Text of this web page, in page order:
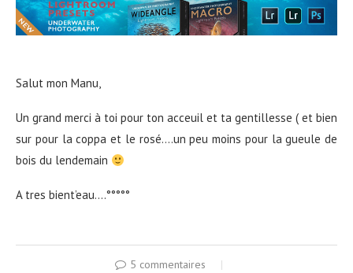
Salut mon Manu,
Un grand merci à toi pour ton acceuil et ta gentillesse ( et bien
sur pour la coppa et le rosé….un peu moins pour la gueule de
bois du lendemain
A tres bient’eau….°°°°°
5 commentaires